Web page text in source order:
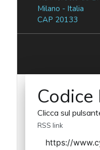
Milano - Italia
CAP 20133
Codice
Clicca sul
RSS link